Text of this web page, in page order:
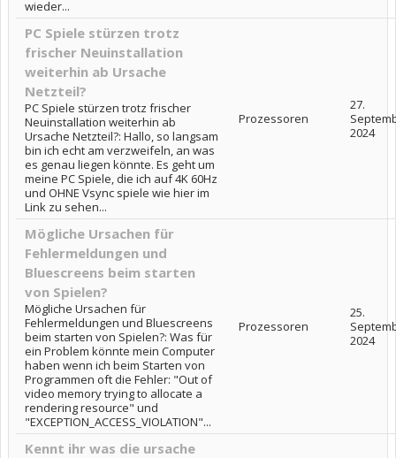
wieder...
PC Spiele stürzen trotz
frischer Neuinstallation
weiterhin ab Ursache
Netzteil?
PC Spiele stürzen trotz frischer
Neuinstallation weiterhin ab
Ursache Netzteil?: Hallo, so langsam
bin ich echt am verzweifeln, an was
es genau liegen könnte. Es geht um
meine PC Spiele, die ich auf 4K 60Hz
und OHNE Vsync spiele wie hier im
Link zu sehen...
Prozessoren
27.
2024
Mögliche Ursachen für
Fehlermeldungen und
Bluescreens beim starten
von Spielen?
Mögliche Ursachen für
Fehlermeldungen und Bluescreens
beim starten von Spielen?: Was für
ein Problem könnte mein Computer
haben wenn ich beim Starten von
Programmen oft die Fehler: "Out of
video memory trying to allocate a
rendering resource" und
"EXCEPTION_ACCESS_VIOLATION"...
Prozessoren
25.
2024
Kennt ihr was die ursache